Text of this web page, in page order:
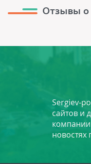
Отзывы о
Sergiev-
сайтов и
новостях